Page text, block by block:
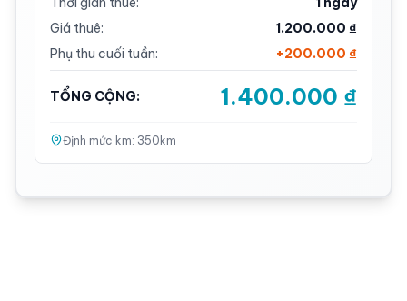
Giá thuê:
1.200.000 ₫
Phụ thu cuối tuần:
+200.000 ₫
TỔNG CỘNG: 1.400.000 ₫
Định mức km: 350 km